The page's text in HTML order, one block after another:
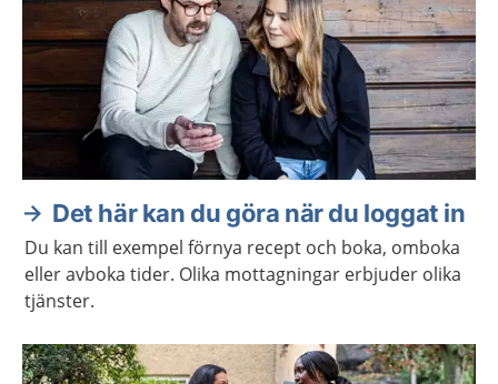
Det här kan du göra när du loggat in
Du kan till exempel förnya recept och boka, omboka
eller avboka tider. Olika mottagningar erbjuder olika
tjänster.